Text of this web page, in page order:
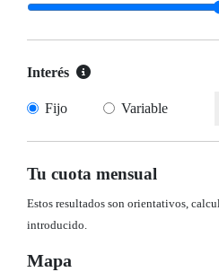
Interés
Fijo Variable
Tu cuota mensual
Estos resultados son orientativos,
introducido.
Mapa